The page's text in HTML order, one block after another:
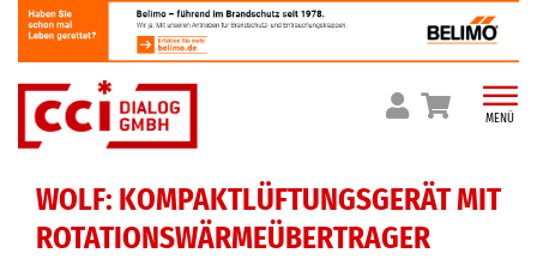
Skip
to
content
MENÜ
WOLF: KOMPAKTLÜFTUNGSGERÄT MIT
ROTATIONSWÄRMEÜBERTRAGER